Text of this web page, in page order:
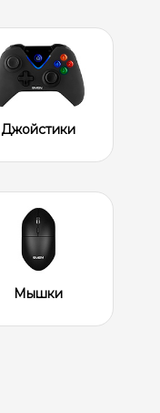
Джойстики
Мышки